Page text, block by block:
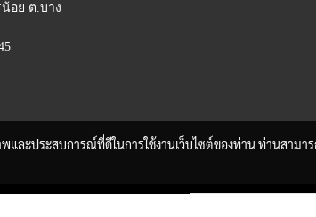
น้อย ต.บาง
และประสบการณ์ที่ดีในการใช้งานเว็บไซต์ของท่าน ท่านสามา